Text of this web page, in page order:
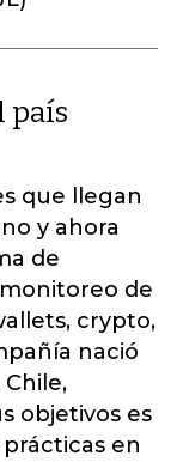
país
que llegan
y ahora
de
de
crypto,
nació
objetivos es
en